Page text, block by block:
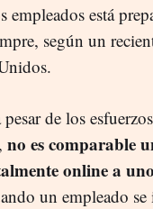
empleados está
según un
de los
no es comparable
online a
un empleado